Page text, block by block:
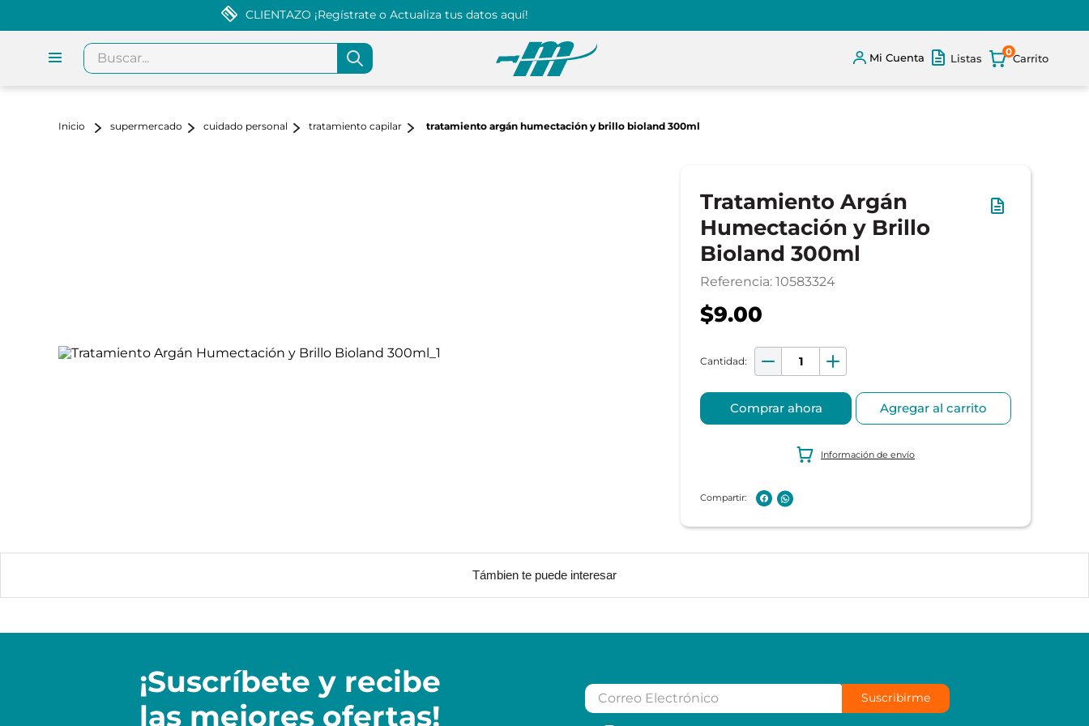
CLIENTAZO ¡Regístrate o Actualiza tus datos aquí!
Buscar...
Mi Cuenta Listas
0
supermercado cuidado personal tratamiento capilar tratamiento argán humectación y brillo bioland 300ml
Tratamiento Argán
Humectación y Brillo
Bioland 300ml
Referencia: 10583324
$9.00
Comprar ahora Agregar al carrito
Información de envío
Támbien te puede interesar
¡Suscríbete y recibe
las mejores ofertas!
Suscribirme